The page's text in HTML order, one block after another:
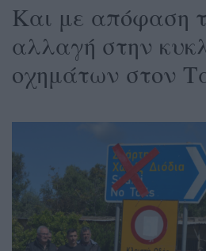
Και με απόφαση
αλλαγή στην
οχημάτων στον